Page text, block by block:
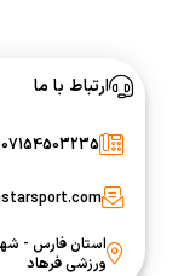
ارتباط با ما
07154503235
استان فارس -
ورزشی فرهاد